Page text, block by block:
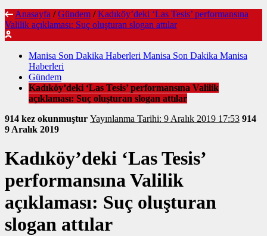
Anasayfa / Gündem / Kadıköy’deki ‘Las Tesis’ performansına
Valilik açıklaması: Suç oluşturan slogan attılar
Manisa Son Dakika Haberleri Manisa Son Dakika Manisa
Haberleri
Gündem
Kadıköy’deki ‘Las Tesis’ performansına Valilik
açıklaması: Suç oluşturan slogan attılar
914 kez okunmuştur Yayınlanma Tarihi: 9 Aralık 2019 17:53 914
9 Aralık 2019
Kadıköy’deki ‘Las Tesis’
performansına Valilik
açıklaması: Suç oluşturan
slogan attılar